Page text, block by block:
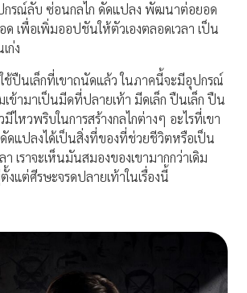
กรณ์ลับ ซ่อนกลไก ดัดแปลง พัฒนาต่อยอด
ด เพื่อเพิ่มออปชันให้ตัวเองตลอดเวลา เป็น
ก่ง
ช้ปืนเล็กที่เขาถนัดแล้ว ในภาคนี้จะมีอุปกรณ์
เข้ามาเป็นมีดที่ปลายเท้า มีดเล็ก ปืนเล็ก ปืน
หวพริบในการสร้างกลไกต่างๆ อะไรที่เขา
ดแปลงได้เป็นสิ่งที่ของที่ช่วยชีวิตหรือเป็น
า เราจะเห็นมันสมองของเขามากกว่าเดิม
แต่ศีรษะจรดปลายเท้าในเรื่องนี้